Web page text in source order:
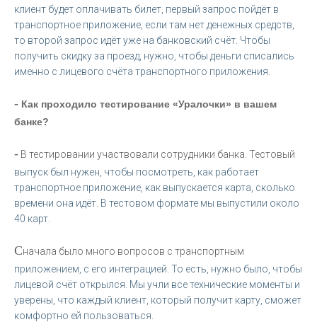
клиент будет оплачивать билет, первый запрос пойдёт в
транспортное приложение, если там нет денежных средств,
то второй запрос идёт уже на банковский счёт. Чтобы
получить скидку за проезд, нужно, чтобы деньги списались
именно с лицевого счёта транспортного приложения.
- Как проходило тестирование «Уралочки» в вашем
банке?
- В тестировании участвовали сотрудники банка. Тестовый
выпуск был нужен, чтобы посмотреть, как работает
транспортное приложение, как выпускается карта, сколько
времени она идёт. В тестовом формате мы выпустили около
40 карт.
Сначала было много вопросов с транспортным
приложением, с его интеграцией. То есть, нужно было, чтобы
лицевой счёт открылся. Мы учли все технические моменты и
уверены, что каждый клиент, который получит карту, сможет
комфортно ей пользоваться.